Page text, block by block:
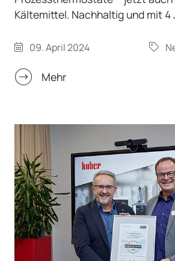
Kältemittel. Nachhaltig und mit 4
Kältemaschinenbau SE hat die
Technologien erweitert. Das seit
Modelle sind nun auch als
mit CO2 Kältemittel (R-744)
09. April 2024
Mehr